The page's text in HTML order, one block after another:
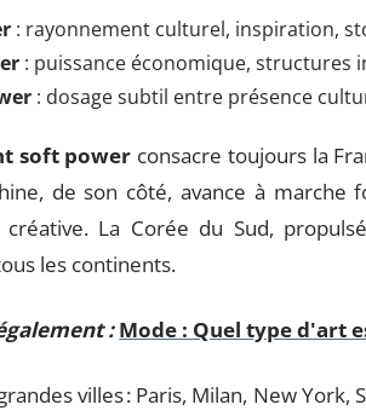
: rayonnement culturel, inspiration,
: puissance économique, structures
: dosage subtil entre présence
soft power consacre toujours la
de son côté, avance à
créative. La Corée du Sud,
les continents.
: Mode : Quel type d'art
villes : Paris, Milan, New